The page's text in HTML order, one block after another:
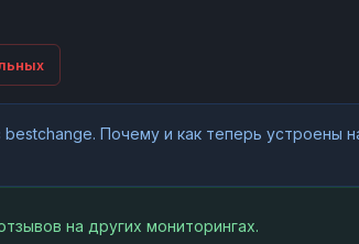
Почему и как теперь устроены
на других мониторингах.